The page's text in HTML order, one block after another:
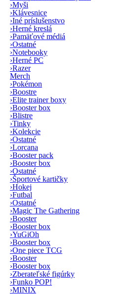
›Myši
›Klávesnice
›Iné príslušenstvo
›Herné kreslá
›Pamäťové médiá
›Ostatné
›Notebooky
›Herné PC
›Razer
Merch
›Pokémon
›Boostre
›Elite trainer boxy
›Booster box
›Blistre
›Tinky
›Kolekcie
›Ostatné
›Lorcana
›Booster pack
›Booster box
›Ostatné
›Športové kartičky
›Hokej
›Futbal
›Ostatné
›Magic The Gathering
›Booster
›Booster box
›YuGiOh
›Booster box
›One piece TCG
›Booster
›Booster box
›Zberateľské figúrky
›Funko POP!
›MINIX